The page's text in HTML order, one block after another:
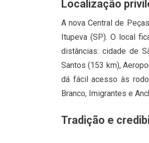
Localização
A nova Central de
Itupeva (SP). O local
distâncias: cidade de
Santos (153 km),
dá fácil acesso às
Branco, Imigrantes e
Tradição e